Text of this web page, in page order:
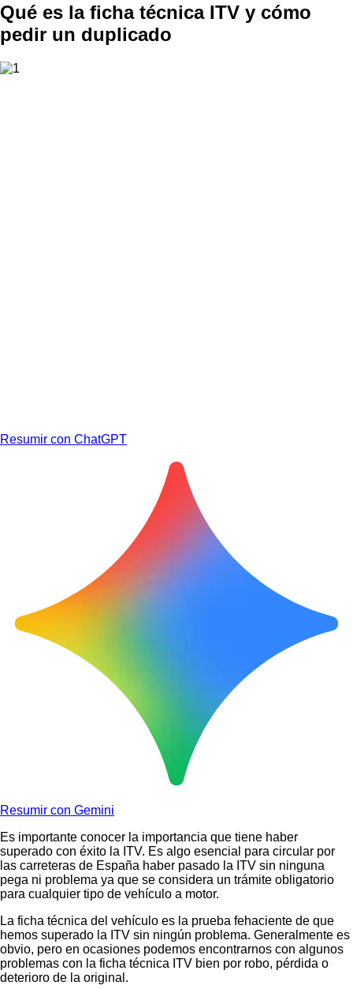
Qué es la ficha técnica ITV y cómo
pedir un duplicado
Resumir con ChatGPT
Resumir con Gemini
Es importante conocer la importancia que tiene haber
superado con éxito la ITV. Es algo esencial para circular por
las carreteras de España haber pasado la ITV sin ninguna
pega ni problema ya que se considera un trámite obligatorio
para cualquier tipo de vehículo a motor.
La ficha técnica del vehículo es la prueba fehaciente de que
hemos superado la ITV sin ningún problema. Generalmente es
obvio, pero en ocasiones podemos encontrarnos con algunos
problemas con la ficha técnica ITV bien por robo, pérdida o
deterioro de la original.